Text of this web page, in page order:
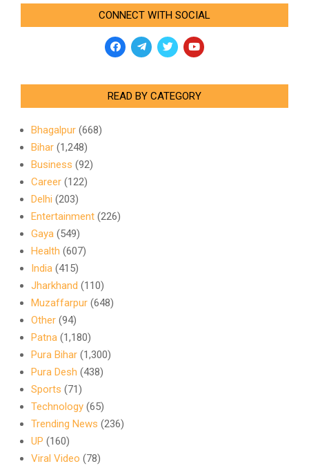
CONNECT WITH SOCIAL
READ BY CATEGORY
Bhagalpur (668)
Bihar (1,248)
Business (92)
Career (122)
Delhi (203)
Entertainment (226)
Gaya (549)
Health (607)
India (415)
Jharkhand (110)
Muzaffarpur (648)
Other (94)
Patna (1,180)
Pura Bihar (1,300)
Pura Desh (438)
Sports (71)
Technology (65)
Trending News (236)
UP (160)
Viral Video (78)